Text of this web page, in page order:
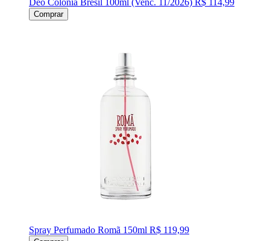
Deo Colônia Brésil 100ml (Venc. 11/2026) R$ 114,99
Comprar
Spray Perfumado Romã 150ml R$ 119,99